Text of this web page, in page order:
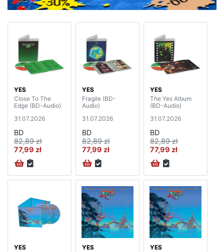
YES
Close To The
Edge (BD-Audio)
31.07.2026
BD
82,89 zł
77,99 zł
YES
Fragile (BD-
Audio)
31.07.2026
BD
82,89 zł
77,99 zł
YES
The Yes Album
(BD-Audio)
31.07.2026
BD
82,89 zł
77,99 zł
YES
YES
YES